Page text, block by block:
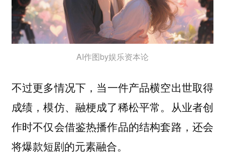
AI作图by娱乐资本论
不过更多情况下， 当一件产品横空出世取得
成绩，模仿、融梗成了稀松平常。 从业者创
作时不仅会借鉴热播作品的结构套路，还会
将爆款短剧的元素融合。